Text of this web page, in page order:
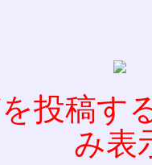
投稿す
み表